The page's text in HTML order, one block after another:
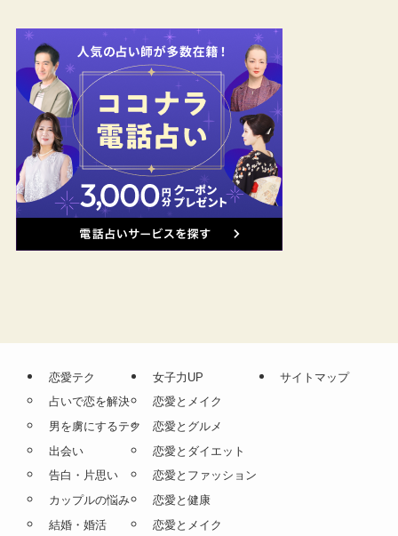
恋愛テク
占いで恋を解決
男を虜にするテク
出会い
告白・片思い
カップルの悩み
結婚・婚活
女子力UP
恋愛とメイク
恋愛とグルメ
恋愛とダイエット
恋愛とファッション
恋愛と健康
恋愛とメイク
サイトマップ